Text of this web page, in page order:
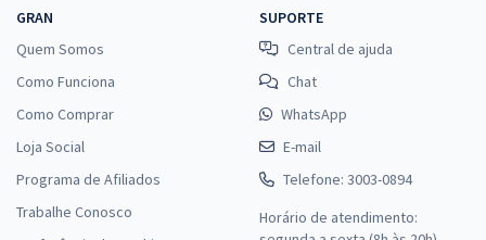
GRAN
Quem Somos
Como Funciona
Como Comprar
Loja Social
Programa de Afiliados
Trabalhe Conosco
SUPORTE
Central de ajuda
Chat
WhatsApp
E-mail
Telefone: 3003-0894
Horário de atendimento: